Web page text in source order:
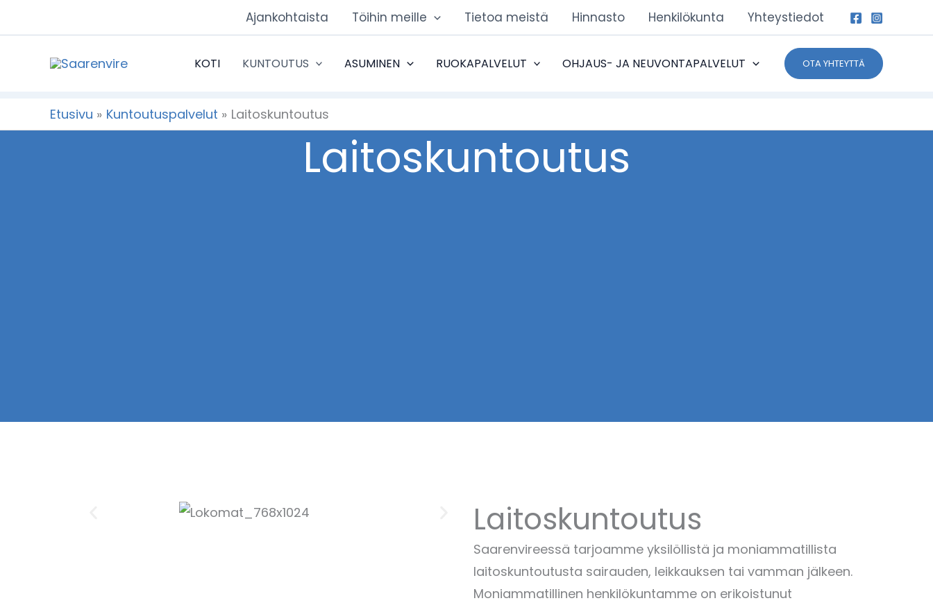
sisältöön
Ajankohtaista Töihin meille Tietoa meistä Hinnasto Henkilökunta Yhteystiedot
KOTI KUNTOUTUS ASUMINEN RUOKAPALVELUT OHJAUS- JA NEUVONTAPALVELUT OTA YHTEYTTÄ
Etusivu Kuntoutuspalvelut Laitoskuntoutus
Laitoskuntoutus
Laitoskuntoutus
Saarenvireessä tarjoamme yksilöllistä ja moniammatillista
laitoskuntoutusta sairauden, leikkauksen tai vamman jälkeen.
Moniammatillinen henkilökuntamme on erikoistunut